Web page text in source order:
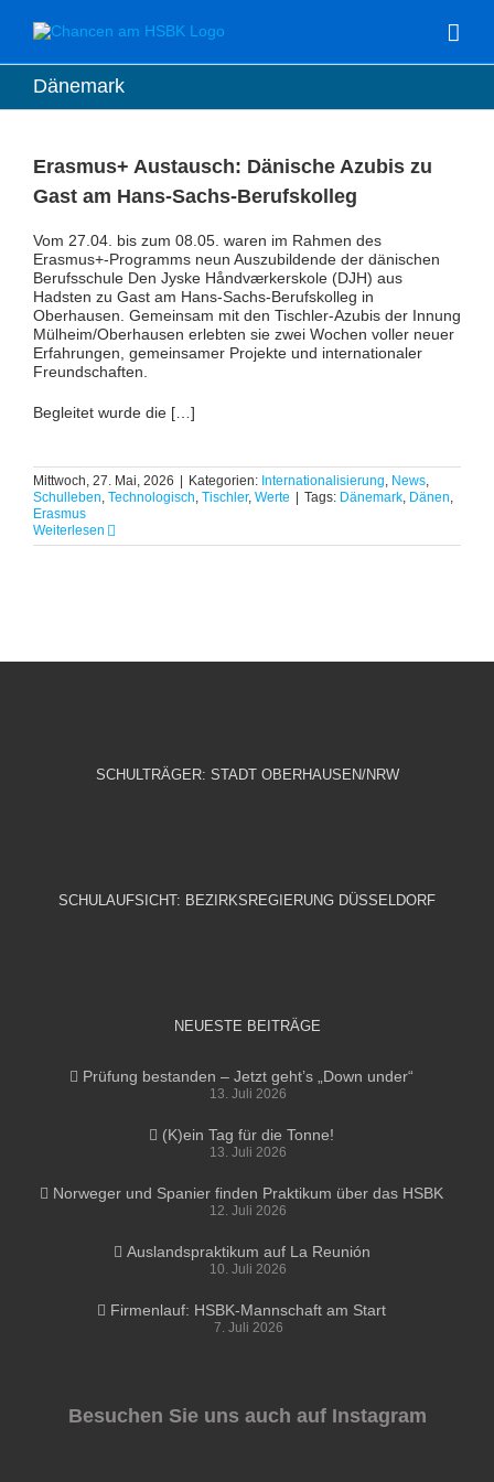
Inhalt
springen
Dänemark
Erasmus+ Austausch: Dänische Azubis zu
Gast am Hans-Sachs-Berufskolleg
Vom 27.04. bis zum 08.05. waren im Rahmen des
Erasmus+-Programms neun Auszubildende der dänischen
Berufsschule Den Jyske Håndværkerskole (DJH) aus
Hadsten zu Gast am Hans-Sachs-Berufskolleg in
Oberhausen. Gemeinsam mit den Tischler-Azubis der Innung
Mülheim/Oberhausen erlebten sie zwei Wochen voller neuer
Erfahrungen, gemeinsamer Projekte und internationaler
Freundschaften.
Begleitet wurde die […]
Mittwoch, 27. Mai, 2026 Kategorien: Internationalisierung, News,
Schulleben, Technologisch, Tischler, Werte Tags: Dänemark, Dänen,
Erasmus
Weiterlesen
SCHULTRÄGER: STADT OBERHAUSEN/NRW
SCHULAUFSICHT: BEZIRKSREGIERUNG DÜSSELDORF
NEUESTE BEITRÄGE
Prüfung bestanden – Jetzt geht’s „Down under“
13. Juli 2026
(K)ein Tag für die Tonne!
13. Juli 2026
Norweger und Spanier finden Praktikum über das HSBK
12. Juli 2026
Auslandspraktikum auf La Reunión
10. Juli 2026
Firmenlauf: HSBK-Mannschaft am Start
7. Juli 2026
Besuchen Sie uns auch auf Instagram